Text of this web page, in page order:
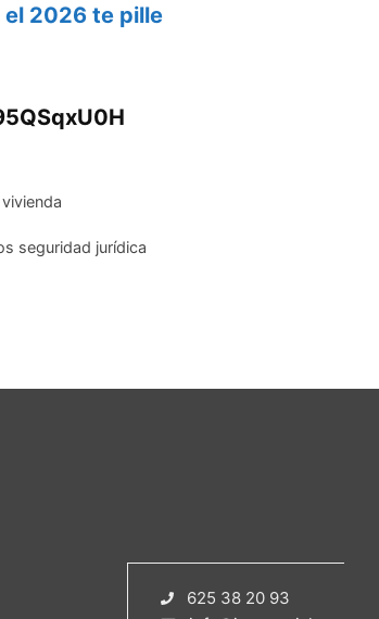
el 2026 te pille
vivienda
seguridad jurídica
625 38 20 93